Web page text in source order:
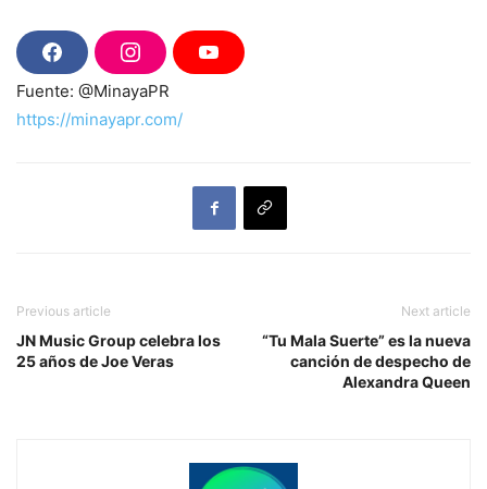
F
a
c
e
b
I
n
s
a
Y
o
Fuente: @MinayaPR
https://minayapr.com/
Previous article
JN Music Group celebra los
25 años de Joe Veras
Next article
“Tu Mala Suerte” es la nueva
canción de despecho de
Alexandra Queen